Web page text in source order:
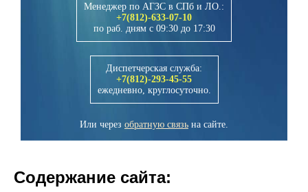
Менеджер по АГЗС в СПб и ЛО.:
+7(812)-633-07-10
по раб. дням с 09:30 до 17:30
Диспетчерская служба:
+7(812)-293-45-55
ежедневно, круглосуточно.
Или через обратную связь на сайте.
Содержание сайта: